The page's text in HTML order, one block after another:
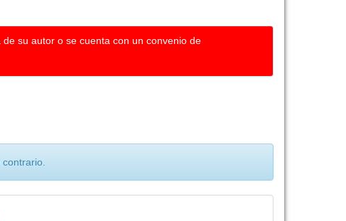
su autor o se cuenta con un convenio de